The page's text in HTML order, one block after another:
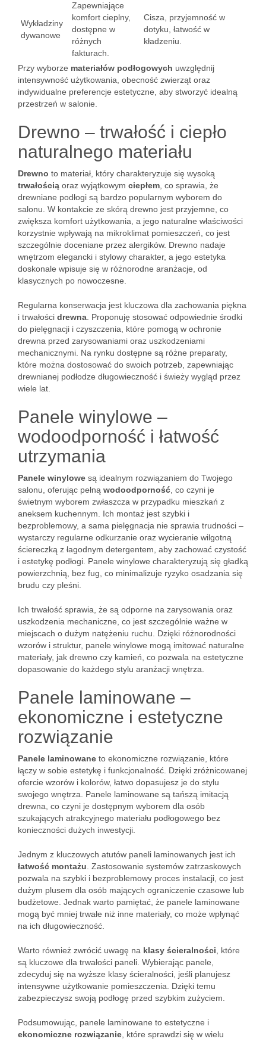
Wykładziny
dywanowe
Zapewniające
komfort cieplny,
dostępne w
różnych
fakturach.
Cisza, przyjemność w
dotyku, łatwość w
kładzeniu.
Przy wyborze materiałów podłogowych uwzględnij
intensywność użytkowania, obecność zwierząt oraz
indywidualne preferencje estetyczne, aby stworzyć idealną
przestrzeń w salonie.
Drewno – trwałość i ciepło
naturalnego materiału
Drewno to materiał, który charakteryzuje się wysoką
trwałością oraz wyjątkowym ciepłem , co sprawia, że
drewniane podłogi są bardzo popularnym wyborem do
salonu. W kontakcie ze skórą drewno jest przyjemne, co
zwiększa komfort użytkowania, a jego naturalne właściwości
korzystnie wpływają na mikroklimat pomieszczeń, co jest
szczególnie doceniane przez alergików. Drewno nadaje
wnętrzom elegancki i stylowy charakter, a jego estetyka
doskonale wpisuje się w różnorodne aranżacje, od
klasycznych po nowoczesne.
Regularna konserwacja jest kluczowa dla zachowania piękna
i trwałości drewna . Proponuję stosować odpowiednie środki
do pielęgnacji i czyszczenia, które pomogą w ochronie
drewna przed zarysowaniami oraz uszkodzeniami
mechanicznymi. Na rynku dostępne są różne preparaty,
które można dostosować do swoich potrzeb, zapewniając
drewnianej podłodze długowieczność i świeży wygląd przez
wiele lat.
Panele winylowe –
wodoodporność i łatwość
utrzymania
Panele winylowe są idealnym rozwiązaniem do Twojego
salonu, oferując pełną wodoodporność , co czyni je
świetnym wyborem zwłaszcza w przypadku mieszkań z
aneksem kuchennym. Ich montaż jest szybki i
bezproblemowy, a sama pielęgnacja nie sprawia trudności –
wystarczy regularne odkurzanie oraz wycieranie wilgotną
ściereczką z łagodnym detergentem, aby zachować czystość
i estetykę podłogi. Panele winylowe charakteryzują się gładką
powierzchnią, bez fug, co minimalizuje ryzyko osadzania się
brudu czy pleśni.
Ich trwałość sprawia, że są odporne na zarysowania oraz
uszkodzenia mechaniczne, co jest szczególnie ważne w
miejscach o dużym natężeniu ruchu. Dzięki różnorodności
wzorów i struktur, panele winylowe mogą imitować naturalne
materiały, jak drewno czy kamień, co pozwala na estetyczne
dopasowanie do każdego stylu aranżacji wnętrza.
Panele laminowane –
ekonomiczne i estetyczne
rozwiązanie
Panele laminowane to ekonomiczne rozwiązanie, które
łączy w sobie estetykę i funkcjonalność. Dzięki zróżnicowanej
ofercie wzorów i kolorów, łatwo dopasujesz je do stylu
swojego wnętrza. Panele laminowane są tańszą imitacją
drewna, co czyni je dostępnym wyborem dla osób
szukających atrakcyjnego materiału podłogowego bez
konieczności dużych inwestycji.
Jednym z kluczowych atutów paneli laminowanych jest ich
łatwość montażu . Zastosowanie systemów zatrzaskowych
pozwala na szybki i bezproblemowy proces instalacji, co jest
dużym plusem dla osób mających ograniczenie czasowe lub
budżetowe. Jednak warto pamiętać, że panele laminowane
mogą być mniej trwałe niż inne materiały, co może wpłynąć
na ich długowieczność.
Warto również zwrócić uwagę na klasy ścieralności , które
są kluczowe dla trwałości paneli. Wybierając panele,
zdecyduj się na wyższe klasy ścieralności, jeśli planujesz
intensywne użytkowanie pomieszczenia. Dzięki temu
zabezpieczysz swoją podłogę przed szybkim zużyciem.
Podsumowując, panele laminowane to estetyczne i
ekonomiczne rozwiązanie , które sprawdzi się w wielu